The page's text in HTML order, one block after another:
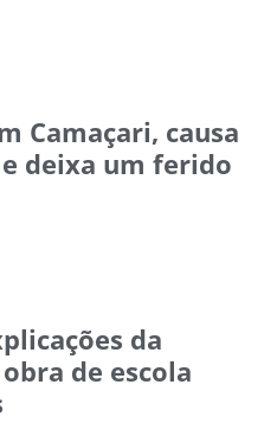
Camaçari, causa
deixa um ferido
da
de escola